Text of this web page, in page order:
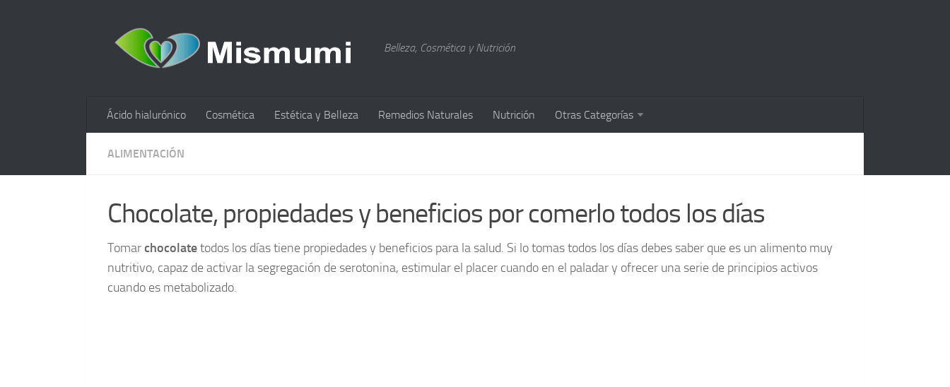
Belleza, Cosmética y Nutrición
Ácido hialurónico Cosmética Estética y Belleza Remedios Naturales Nutrición Otras Categorías
ALIMENTACIÓN
Chocolate, propiedades y beneficios por comerlo todos los días
Tomarchocolatetodos los días tiene propiedades y beneficios para la salud. Si lo tomas todos los días debes saber que es un alimento muy
nutritivo, capaz de activar la segregación de serotonina, estimular el placer cuando en el paladar y ofrecer una serie de principios activos
cuando es metabolizado.